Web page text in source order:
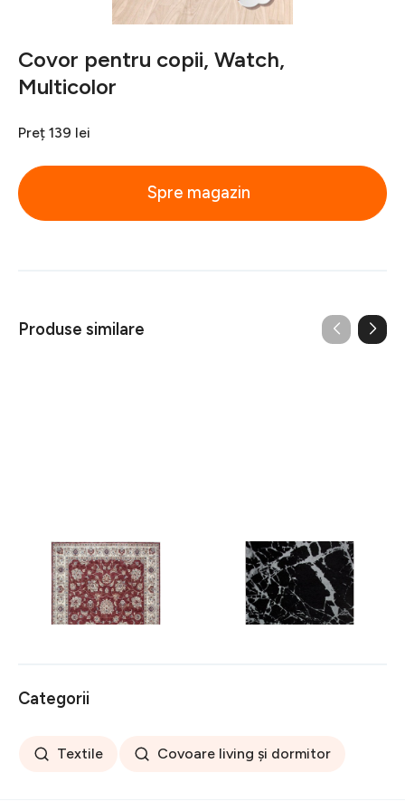
Covor pentru copii, Watch,
Multicolor
Preț 139 lei
Spre magazin
Produse similare
Covor rezistent Eko, ALT
05 - Red, Ivory, 100%
poliester, 80 x 150 cm
256 lei
Covor rezistent SM 21 -
Black, Silver XW, 80x300
441 lei
Categorii
Textile Covoare living și dormitor